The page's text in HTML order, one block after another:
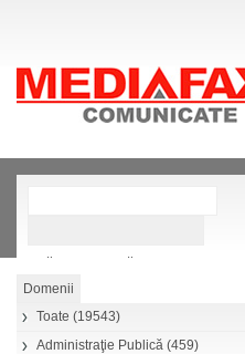
Căutare avansată
Toate (19543)
Administraţie Publică (459)